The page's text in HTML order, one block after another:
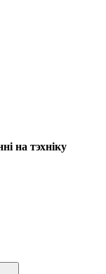
на тэхніку